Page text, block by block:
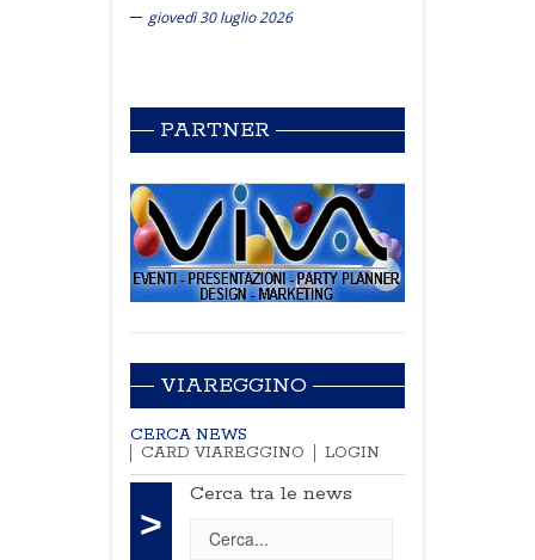
giovedì 30 luglio 2026
PARTNER
VIAREGGINO
CERCA NEWS
CARD VIAREGGINO
LOGIN
>
Cerca tra le news